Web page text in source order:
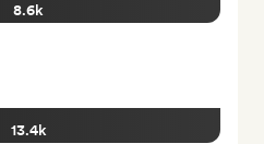
8.6k
13.4k